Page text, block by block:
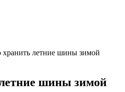
хранить летние шины зимой
шины зимой